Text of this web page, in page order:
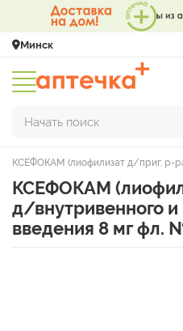
Минск
Начать поиск
КСЕФОКАМ
д/внутривенного
введения 8 мг фл.